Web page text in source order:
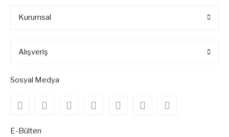
Kurumsal
Alışveriş
Sosyal Medya
E-Bülten